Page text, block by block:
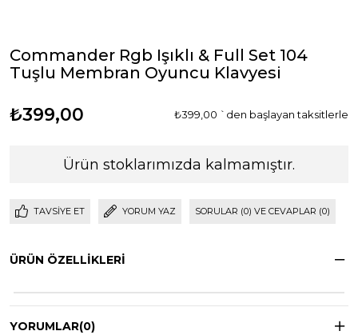
Commander Rgb Işıklı & Full Set 104
Tuşlu Membran Oyuncu Klavyesi
₺399,00 ₺399,00 `den başlayan taksitlerle
Ürün stoklarımızda kalmamıştır.
TAVSIYE ET YORUM YAZ SORULAR (0) VE CEVAPLAR (0)
ÜRÜN ÖZELLIKLERI
YORUMLAR(0)